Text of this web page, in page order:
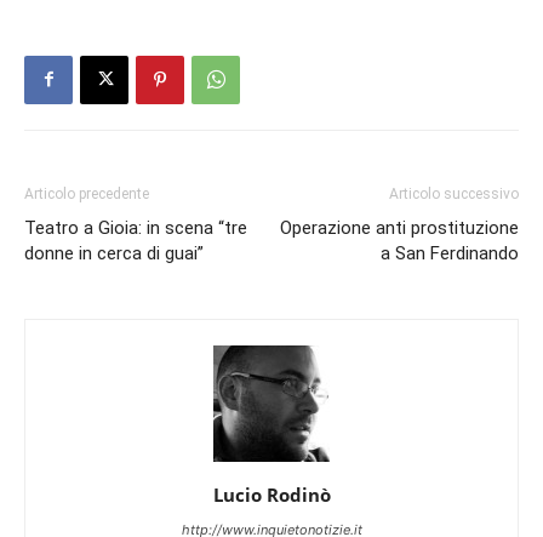
Articolo precedente
Teatro a Gioia: in scena “tre
donne in cerca di guai”
Articolo successivo
Operazione anti prostituzione
a San Ferdinando
Lucio Rodinò
http://www.inquietonotizie.it